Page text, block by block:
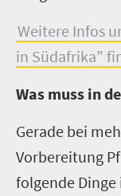
Weitere Infos
in Südafrika”
Was muss in
Gerade bei
Vorbereitung
folgende